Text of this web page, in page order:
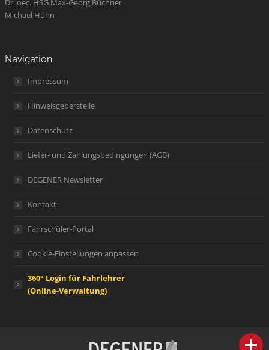
Dr. oec. HSG Max-Georg Büchner
Michael Hühn
Navigation
Impressum
Hinweisgeberstelle
Datenschutz
Liefer- und Zahlungsbedingungen (AGB)
DEGENER Newsletter
Kontakt
Fahrschüler-Portal
Cookie-Einstellungen anpassen
360° Login für Fahrlehrer
(Online-Verwaltung)
person IHR FACHBERATER